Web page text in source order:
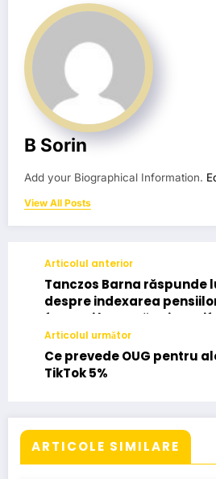
B Sorin
Add your Biographical Information.
View All Posts
Articolul anterior
Tanczos Barna răspunde
despre indexarea pensiilor
fost toți la masă, știam
Articolul următor
Ce prevede OUG pentru
TikTok 5%
ARTICOLE SIMILARE